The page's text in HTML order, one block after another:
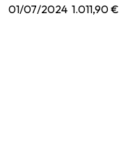
01/07/2024 1.011,90 €